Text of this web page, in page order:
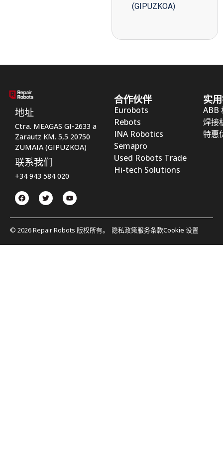
(GIPUZKOA)
地址
Ctra. MEAGAS GI-2633 a
Zarautz KM. 5,5 20750
ZUMAIA (GIPUZKOA)
联系我们
+34 943 584 020
合作伙伴
Eurobots
Rebots
INA Robotics
Semapro
Used Robots Trade
Hi-tech Solutions
实
ABB
焊接
特惠
© 2026 Repair Robots 版权所有。 隐私政策服务条款Cookie 设置